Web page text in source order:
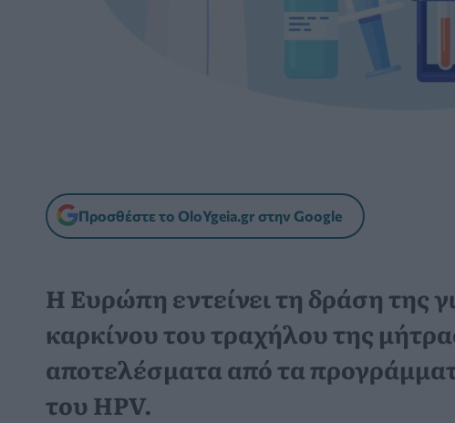
Προσθέστε το OloYgeia.gr στην Google
Η Ευρώπη εντείνει τη δράση της
καρκίνου του τραχήλου της
αποτελέσματα από τα
του HPV.